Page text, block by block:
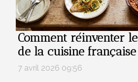
Comment réinventer
de la cuisine française
7 avril 2026 09:56